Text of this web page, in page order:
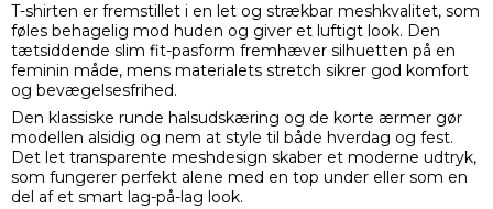
T-shirten er fremstillet i en let og strækbar meshkvalitet, som
føles behagelig mod huden og giver et luftigt look. Den
tætsiddende slim fit-pasform fremhæver silhuetten på en
feminin måde, mens materialets stretch sikrer god komfort
og bevægelsesfrihed.
Den klassiske runde halsudskæring og de korte ærmer gør
modellen alsidig og nem at style til både hverdag og fest.
Det let transparente meshdesign skaber et moderne udtryk,
som fungerer perfekt alene med en top under eller som en
del af et smart lag-på-lag look.